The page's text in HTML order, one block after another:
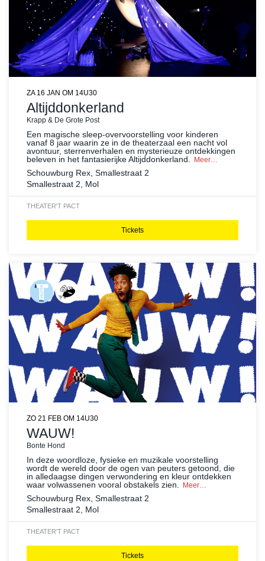
Altijddonkerland
Krapp & De Grote Post
ZA 16 JAN OM 14U30
Een magische sleep-overvoorstelling voor kinderen
vanaf 8 jaar waarin ze in de theaterzaal een nacht vol
avontuur, sterrenverhalen en mysterieuze ontdekkingen
beleven in het fantasierijke Altijddonkerland.
Meer…
Schouwburg Rex, Smallestraat 2
Smallestraat 2, Mol
THEATER'T PACT
Tickets
WAUW!
Bonte Hond
ZO 21 FEB OM 14U30
In deze woordloze, fysieke en muzikale voorstelling
wordt de wereld door de ogen van peuters getoond, die
in alledaagse dingen verwondering en kleur ontdekken
waar volwassenen vooral obstakels zien.
Meer…
Schouwburg Rex, Smallestraat 2
Smallestraat 2, Mol
THEATER'T PACT
Tickets